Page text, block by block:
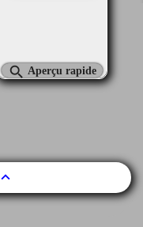
 Aperçu rapide
